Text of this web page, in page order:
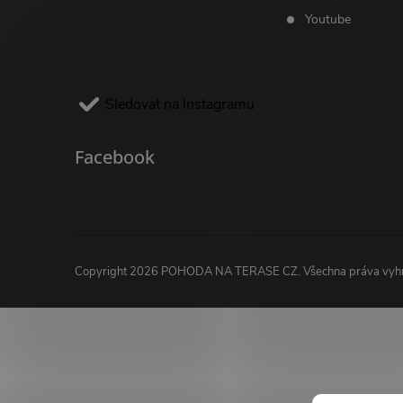
Sledovat na Instagramu
Youtube
Facebook
Copyright 2026 POHODA NA TERASE CZ. Všechna práva